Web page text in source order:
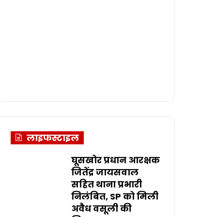
लाइफस्टाइल
घूसखोर प्रधान आरक्षक
जितेंद्र जायसवाल
सहित थाना प्रभारी
निलंबित, SP को मिली
अवैध वसूली की